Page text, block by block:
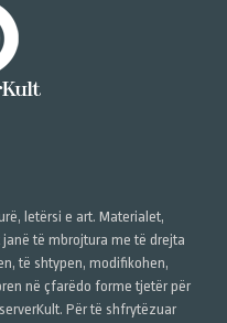
letërsi e art. Materialet,
të mbrojtura me të drejta
të shtypen, modifikohen,
në çfarëdo forme tjetër për
Për të shfrytëzuar